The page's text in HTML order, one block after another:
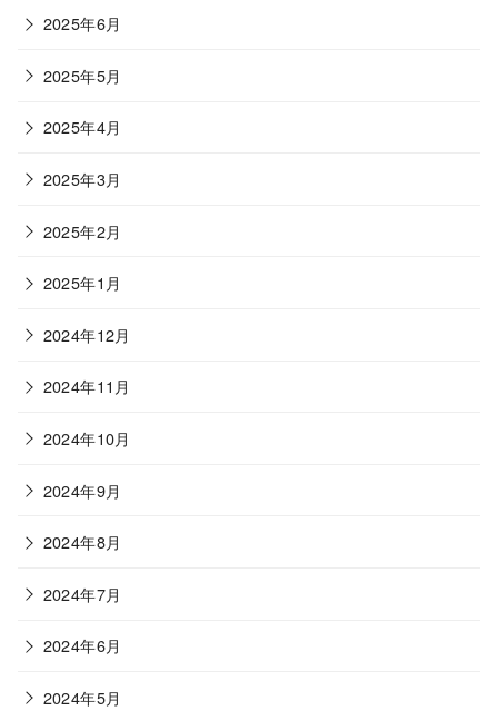
2025年6月
2025年5月
2025年4月
2025年3月
2025年2月
2025年1月
2024年12月
2024年11月
2024年10月
2024年9月
2024年8月
2024年7月
2024年6月
2024年5月